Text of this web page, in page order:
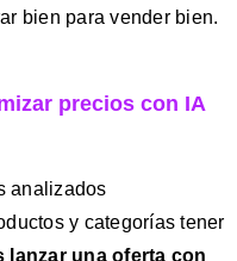
bien para vender bien.
precios con IA
analizados
y categorías tener
lanzar una oferta con